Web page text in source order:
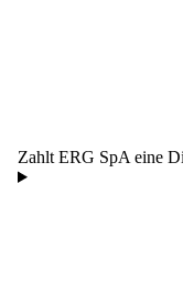
Zahlt ERG SpA eine